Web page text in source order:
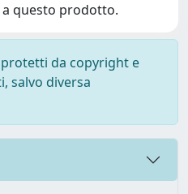
questo prodotto.
da copyright e
salvo diversa